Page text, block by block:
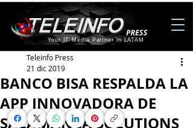
Your IT Media Partner in LATAM
BANCO BISA RESPALDA LA
APP INNOVADORA DE
SALAMANCA SOLUTIONS
Teleinfo Press
21 dic 2019